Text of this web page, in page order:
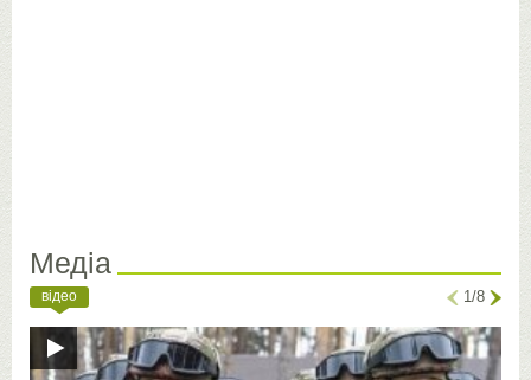
Медіа
відео 1/8